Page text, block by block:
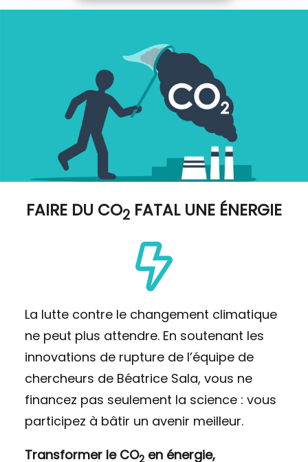
FAIRE DU CO2 FATAL UNE ÉNERGIE
La lutte contre le changement climatique
ne peut plus attendre. En soutenant les
innovations de rupture de l’équipe de
chercheurs de Béatrice Sala, vous ne
financez pas seulement la science : vous
participez à bâtir un avenir meilleur.
Transformer le CO2 en énergie,